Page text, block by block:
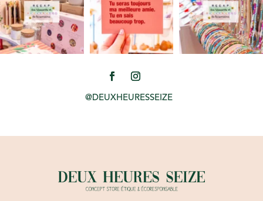
@DEUXHEURESSEIZE